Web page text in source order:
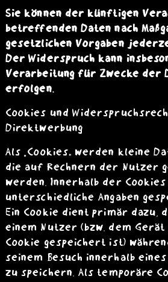
Sie können der künftigen
betreffenden Daten nach
gesetzlichen Vorgaben
Der Widerspruch kann
Verarbeitung für Zwecke der
erfolgen.
Cookies und
Direktwerbung
Als „Cookies“ werden kleine
die auf Rechnern der Nutzer
werden. Innerhalb der Cookies
unterschiedliche Angaben
Ein Cookie dient primär dazu,
einem Nutzer (bzw. dem
Cookie gespeichert ist)
seinem Besuch innerhalb
zu speichern. Als temporäre